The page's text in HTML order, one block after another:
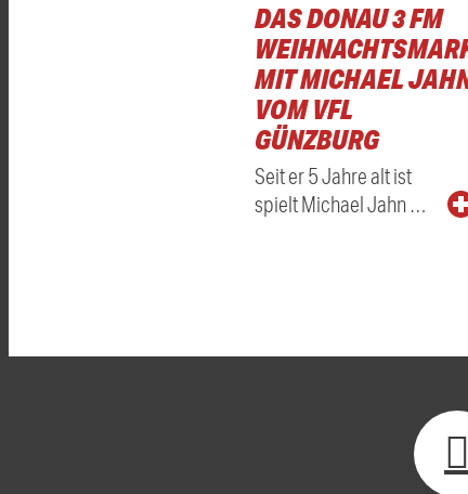
DAS DONAU 3 FM
MIT MICHAEL
VOM VFL
GÜNZBURG
Seit er 5 Jahre alt ist
spielt Michael Jahn …